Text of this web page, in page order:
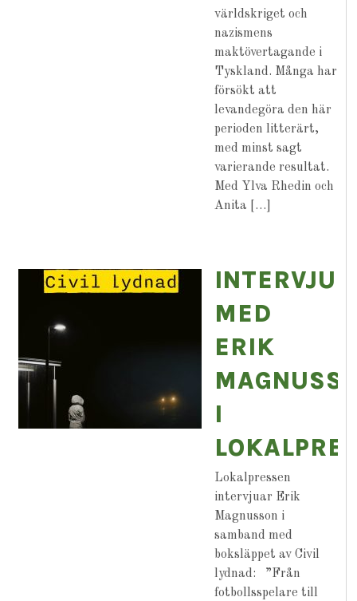
världskriget och
nazismens
maktövertagande i
Tyskland. Många har
försökt att
levandegöra den här
perioden litterärt,
med minst sagt
varierande resultat.
Med Ylva Rhedin och
Anita […]
INTERVJU
MED
ERIK
I
Lokalpressen
intervjuar Erik
Magnusson i
samband med
boksläppet av Civil
lydnad: ”Från
fotbollsspelare till